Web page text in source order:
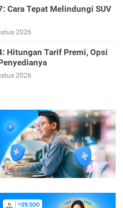
Cara Tepat Melindungi SUV
2026
Hitungan Tarif Premi, Opsi
2026